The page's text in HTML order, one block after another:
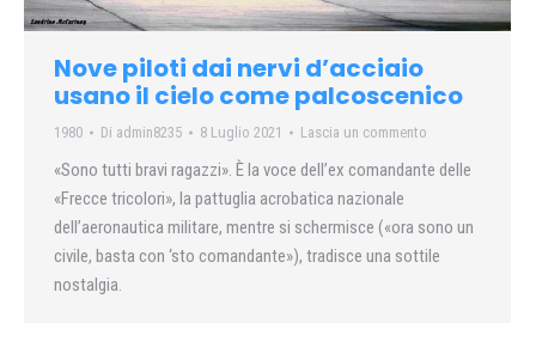
Nove piloti dai nervi d’acciaio
usano il cielo come palcoscenico
1980 Di admin8235 8 Luglio 2021 Lascia un commento
«Sono tutti bravi ragazzi». È la voce dell’ex comandante delle
«Frecce tricolori», la pattuglia acrobatica nazionale
dell’aeronautica militare, mentre si schermisce («ora sono un
civile, basta con ‘sto comandante»), tradisce una sottile
nostalgia.